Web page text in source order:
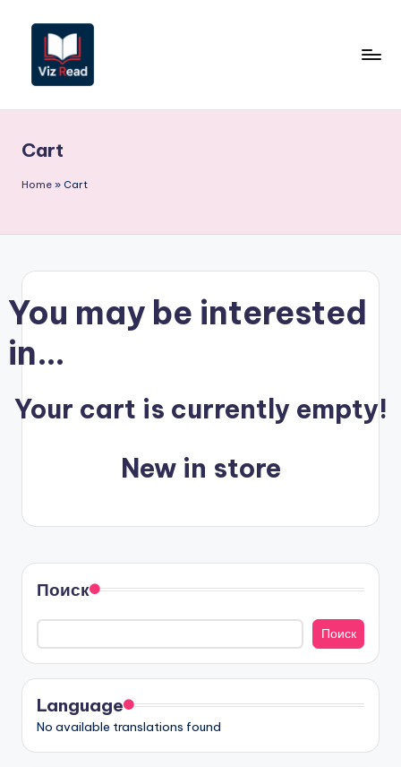
Перейти
содержимому
R
e
R
u
si
a
n
f
w
a
r
e
Cart
Home » Cart
You may be interested
in…
Your cart is currently empty!
New in store
Поиск
Поиск
Language
No available translations found